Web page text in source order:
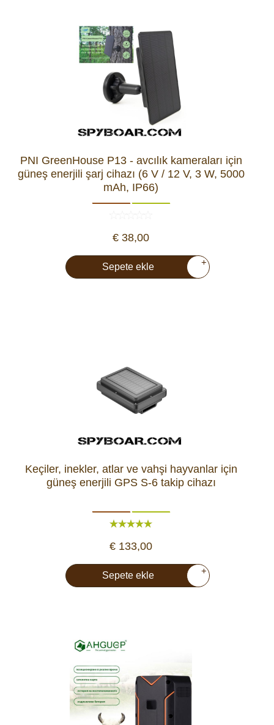
PNI GreenHouse P13 - avcılık kameraları için
güneş enerjili şarj cihazı (6 V / 12 V, 3 W, 5000
mAh, IP66)
€ 38,00
Sepete ekle +
Keçiler, inekler, atlar ve vahşi hayvanlar için
güneş enerjili GPS S-6 takip cihazı
€ 133,00
Sepete ekle +